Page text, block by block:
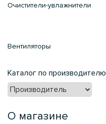
Очистители-увлажнители
Вентиляторы
Каталог по производителю
О магазине